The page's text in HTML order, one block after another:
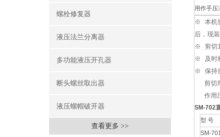
螺栓修复器
液压法兰分离器
多功能液压开孔器
断头螺丝取出器
液压螺帽破开器
查看更多 >>
用作手压
※ 本机
后，现
※ 剪切
※ 及时
※ 保持
剪切
作用
SM-702
型 号
SM-